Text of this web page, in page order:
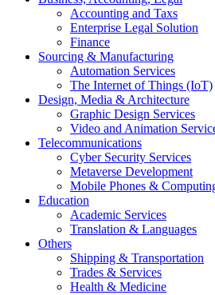
Accounting and Taxs
Enterprise Legal Solution
Finance
Sourcing & Manufacturing
Automation Services
The Internet of Things (IoT)
Design, Media & Architecture
Graphic Design Services
Video and Animation
Telecommunications
Cyber Security Services
Metaverse Development
Mobile Phones &
Education
Academic Services
Translation & Languages
Others
Shipping & Transportation
Trades & Services
Health & Medicine